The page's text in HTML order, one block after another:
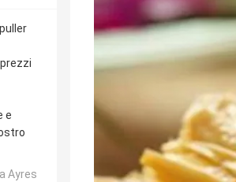
e
Ayres